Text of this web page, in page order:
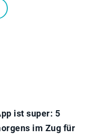
ist super: 5
im Zug für